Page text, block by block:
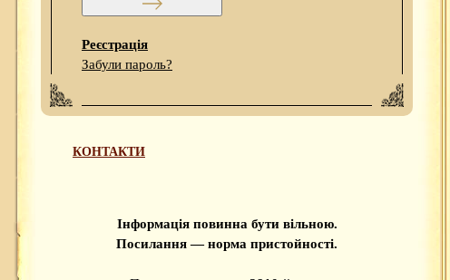
Реєстрація
Забули пароль?
КОНТАКТИ
Інформація повинна бути вільною.
Посилання — норма пристойності.